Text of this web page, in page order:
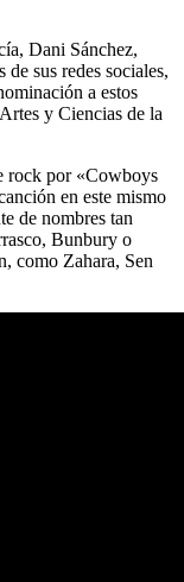
Dani Sánchez,
sus redes sociales,
a estos
y Ciencias de la
rock por «Cowboys
en este mismo
de nombres tan
Bunbury o
como Zahara, Sen